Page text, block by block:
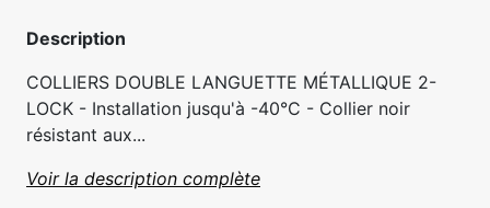
Description
COLLIERS DOUBLE LANGUETTE MÉTALLIQUE 2-
LOCK - Installation jusqu'à -40°C - Collier noir
résistant aux...
Voir la description complète